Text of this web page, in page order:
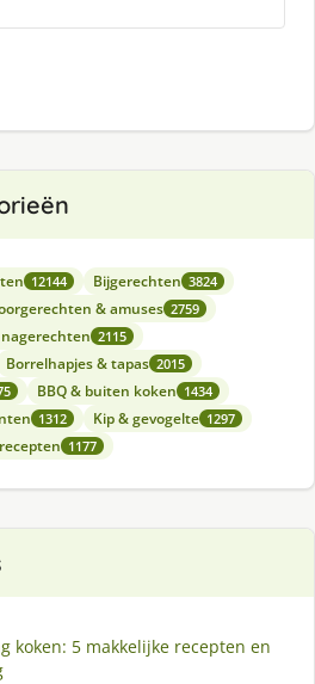
12144 Bijgerechten 3824
& amuses 2759
2115
Borrelhapjes & tapas 2015
BBQ & buiten koken 1434
1312 Kip & gevogelte 1297
1177
koken: 5 makkelijke recepten en